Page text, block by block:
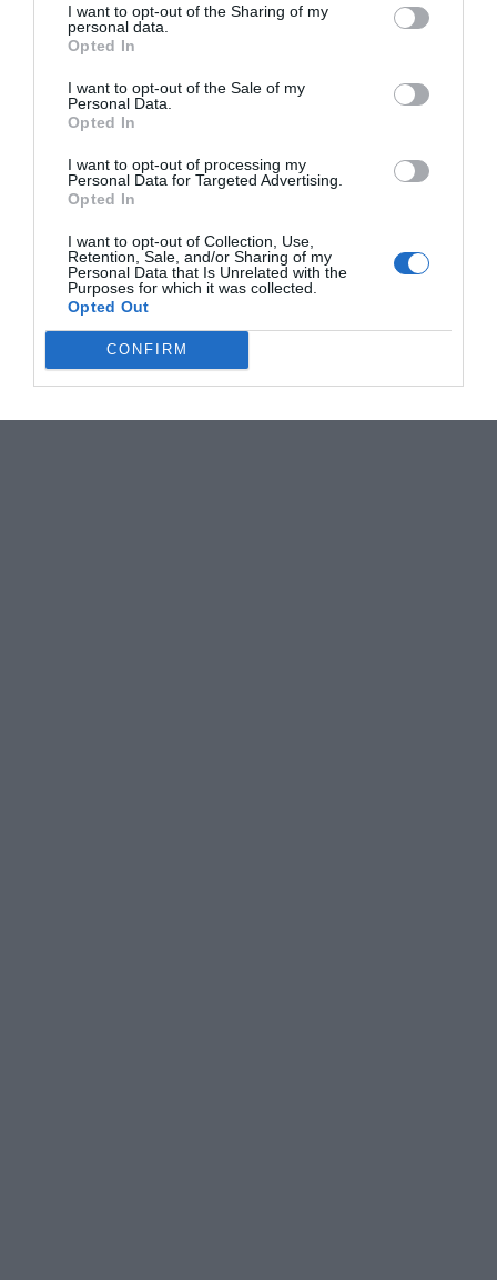
I want to opt-out of the Sharing of my
personal data.
Opted In
I want to opt-out of the Sale of my
Personal Data.
Opted In
I want to opt-out of processing my
Personal Data for Targeted Advertising.
Opted In
I want to opt-out of Collection, Use,
Retention, Sale, and/or Sharing of my
Personal Data that Is Unrelated with the
Purposes for which it was collected.
Opted Out
CONFIRM